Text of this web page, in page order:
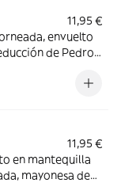
11,95 €
envuelto
de Pedro
11,95 €
en mantequilla
mayonesa de